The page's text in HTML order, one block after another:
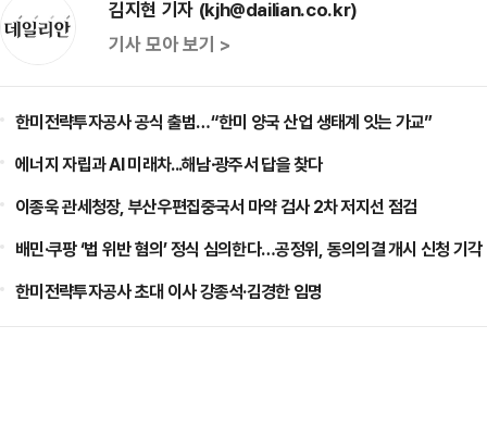
김지현 기자 (kjh@dailian.co.kr)
기사 모아 보기 >
한미전략투자공사 공식 출범…“한미 양국 산업 생태계 잇는 가교”
에너지 자립과 AI 미래차...해남·광주서 답을 찾다
이종욱 관세청장, 부산우편집중국서 마약 검사 2차 저지선 점검
배민·쿠팡 ‘법 위반 혐의’ 정식 심의한다…공정위, 동의의결 개시 신청 기각
한미전략투자공사 초대 이사 강종석·김경한 임명